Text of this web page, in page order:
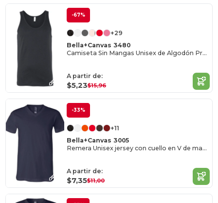
-67%
+29
Bella+Canvas 3480
Camiseta Sin Mangas Unisex de Algodón Premium
A partir de:
$5,23$15,96
-33%
+11
Bella+Canvas 3005
Remera Unisex jersey con cuello en V de manga corta
A partir de:
$7,35$11,00